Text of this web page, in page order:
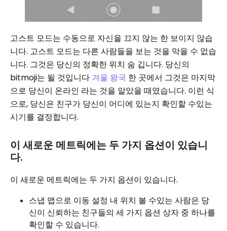
고스트 모드는 수동으로 자신을 끄지 않는 한 보이지 않습
니다. 고스트 모드는 다른 사람들을 보는 것을 막을 수 없습
니다. 그것은 당신의 정확한 위치 숨 깁니다. 당신의
bitmoji는 될 것입니다 겨울 왕국 한 곳에서 그것은 마지막
으로 당신이 온라인 라는 것을 알았을 때였습니다. 이런 식
으로, 당신은 친구가 당신이 어디에 있는지 확인할 수있는
시기를 결정합니다.
이 새로운 메트릭에는 두 가지 옵션이 있습니
다.
이 새로운 메트릭에는 두 가지 옵션이 있습니다.
스냅 맵으로 이동 설정 내 위치 볼 수있는 사람은 당
신이 신뢰하는 친구들의 세 가지 옵션 상자 중 하나를
확인할 수 있습니다.